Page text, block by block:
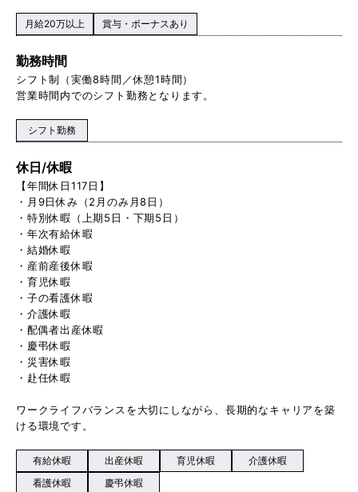
月給20万以上 賞与・ボーナスあり
勤務時間
シフト制（実働8時間／休憩1時間）
営業時間内でのシフト勤務となります。
シフト勤務
休日/休暇
【年間休日117日】
・月9日休み（2月のみ月8日）
・特別休暇（上期5日・下期5日）
・年次有給休暇
・結婚休暇
・産前産後休暇
・育児休暇
・子の看護休暇
・介護休暇
・配偶者出産休暇
・慶弔休暇
・災害休暇
・赴任休暇
ワークライフバランスを大切にしながら、長期的なキャリアを築
ける環境です。
有給休暇 出産休暇 育児休暇
介護休暇
看護休暇
慶弔休暇